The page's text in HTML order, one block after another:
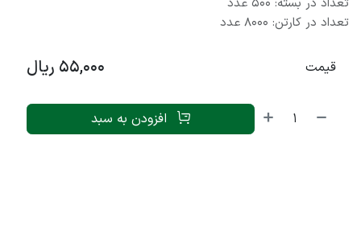
تعداد در کارتن: 8000 عدد
افزودن به سبد
قیمت 55,000 ریال